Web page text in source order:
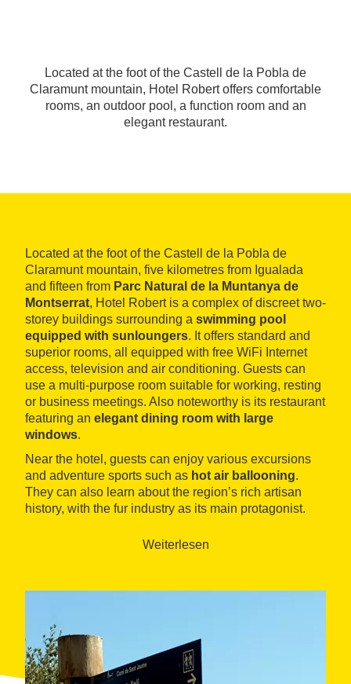
Located at the foot of the Castell de la Pobla de
Claramunt mountain, Hotel Robert offers comfortable
rooms, an outdoor pool, a function room and an
elegant restaurant.
Located at the foot of the Castell de la Pobla de
Claramunt mountain, five kilometres from Igualada
and fifteen from Parc Natural de la Muntanya de
Montserrat, Hotel Robert is a complex of discreet two-
storey buildings surrounding a swimming pool
equipped with sunloungers. It offers standard and
superior rooms, all equipped with free WiFi Internet
access, television and air conditioning. Guests can
use a multi-purpose room suitable for working, resting
or business meetings. Also noteworthy is its restaurant
featuring an elegant dining room with large
windows.
Near the hotel, guests can enjoy various excursions
and adventure sports such as hot air ballooning.
They can also learn about the region’s rich artisan
history, with the fur industry as its main protagonist.
Weiterlesen